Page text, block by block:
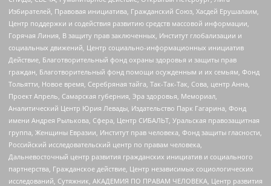
Избирателей, Правовая инициатива, Гражданский Союз, Хасдей Ерушалаим,
Центр поддержки и содействия развитию средств массовой информации,
Горячая Линия, В защиту прав заключенных, Институт глобализации и
социальных движений, Центр социально-информационных инициатив
Действие, Благотворительный фонд охраны здоровья и защиты прав
граждан, Благотворительный фонд помощи осужденным и их семьям, Фонд
Тольятти, Новое время, Серебряная тайга, Так-Так-Так, Сова, центр Анна,
Проект Апрель, Самарская губерния, Эра здоровья, Мемориал,
Аналитический Центр Юрия Левады, Издательство Парк Гагарина, Фонд
имени Андрея Рылькова, Сфера, Центр СИБАЛЬТ, Уральская правозащитная
группа, Женщины Евразии, Институт прав человека, Фонд защиты гласности,
Российский исследовательский центр по правам человека,
Дальневосточный центр развития гражданских инициатив и социального
партнерства, Гражданское действие, Центр независимых социологических
исследований, Сутяжник, АКАДЕМИЯ ПО ПРАВАМ ЧЕЛОВЕКА, Центр развития